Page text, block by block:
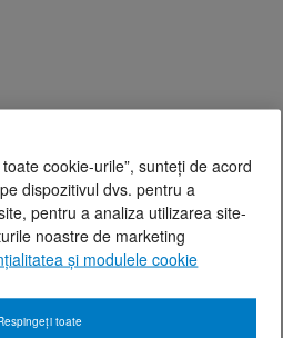
cookie-urile”, sunteți de acord
dispozitivul dvs. pentru a
pentru a analiza utilizarea site-
noastre de marketing
și modulele cookie
toate